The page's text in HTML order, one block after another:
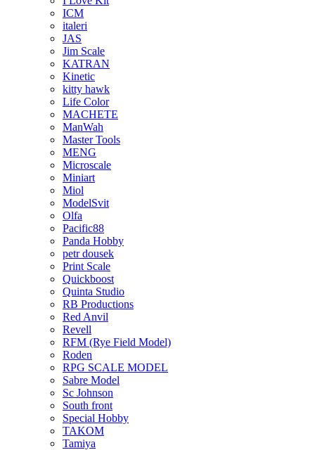
ICM
italeri
JAS
Jim Scale
KATRAN
Kinetic
kitty hawk
Life Color
MACHETE
ManWah
Master Tools
MENG
Microscale
Miniart
Miol
ModelSvit
Olfa
Pacific88
Panda Hobby
petr dousek
Print Scale
Quickboost
Quinta Studio
RB Productions
Red Anvil
Revell
RFM (Rye Field Model)
Roden
RPG SCALE MODEL
Sabre Model
Sc Johnson
South front
Special Hobby
TAKOM
Tamiya